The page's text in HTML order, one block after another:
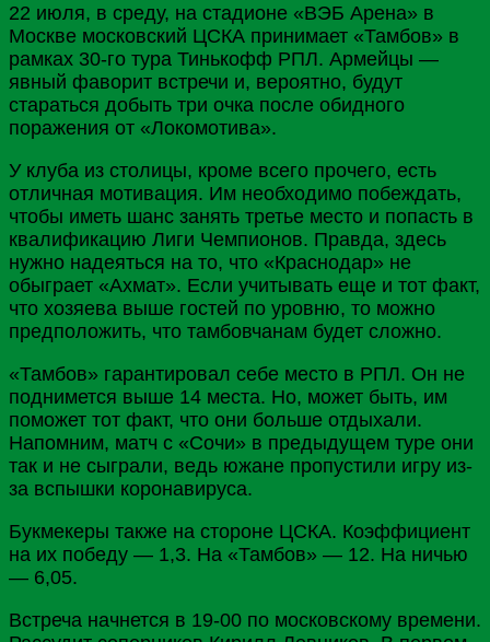
22 июля, в среду, на стадионе «ВЭБ Арена» в
Москве московский ЦСКА принимает «Тамбов» в
рамках 30-го тура Тинькофф РПЛ. Армейцы —
явный фаворит встречи и, вероятно, будут
стараться добыть три очка после обидного
поражения от «Локомотива».
У клуба из столицы, кроме всего прочего, есть
отличная мотивация. Им необходимо побеждать,
чтобы иметь шанс занять третье место и попасть в
квалификацию Лиги Чемпионов. Правда, здесь
нужно надеяться на то, что «Краснодар» не
обыграет «Ахмат». Если учитывать еще и тот факт,
что хозяева выше гостей по уровню, то можно
предположить, что тамбовчанам будет сложно.
«Тамбов» гарантировал себе место в РПЛ. Он не
поднимется выше 14 места. Но, может быть, им
поможет тот факт, что они больше отдыхали.
Напомним, матч с «Сочи» в предыдущем туре они
так и не сыграли, ведь южане пропустили игру из-
за вспышки коронавируса.
Букмекеры также на стороне ЦСКА. Коэффициент
на их победу — 1,3. На «Тамбов» — 12. На ничью
— 6,05.
Встреча начнется в 19-00 по московскому времени.